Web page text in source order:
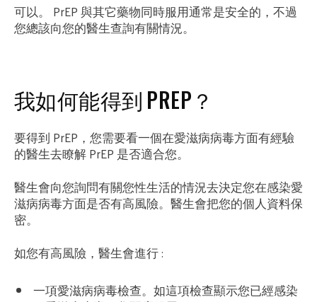
可以。 PrEP 與其它藥物同時服用通常是安全的，不過
您總該向您的醫生查詢有關情況。
我如何能得到 PREP？
要得到 PrEP，您需要看一個在愛滋病病毒方面有經驗
的醫生去瞭解 PrEP 是否適合您。
醫生會向您詢問有關您性生活的情況去決定您在感染愛
滋病病毒方面是否有高風險。醫生會把您的個人資料保
密。
如您有高風險，醫生會進行 :
一項愛滋病病毒檢查。如這項檢查顯示您已經感染